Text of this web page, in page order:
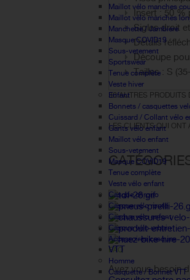
Maillot vélo manches
Maillot vélo manches
Manchette / Jambiere
Masque COVID19
Sous-vetement
Sportswear
Tenue complète
Veste hiver
Enfant
Bonnets / casquettes
Cuissard / Collant vélo
Gants vélo enfant
Maillot vélo enfant
Sous-vetement
Masque COVID19
Tenue complète
Veste vélo enfant
Casque chrono
Casque vélo route
Casque vélo enfant
Casque vélo urbain
Accessoires casques
VTT
Homme
Casquette / Bonnet VTT
Insert : 50 %
Sigles droit
Détails
Découpe
Tailles : S
30 AUTRES PRODUITS
LES CLIENTS QUI ONT
FAQ
Avez vous besoin